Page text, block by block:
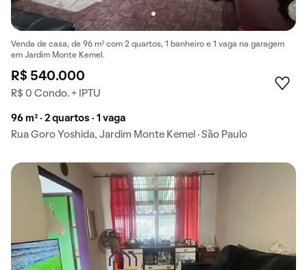
Venda de casa, de 96 m² com 2 quartos, 1 banheiro e 1 vaga na garagem
em Jardim Monte Kemel.
R$ 540.000
R$ 0 Condo. + IPTU
96 m² · 2 quartos · 1 vaga
Rua Goro Yoshida, Jardim Monte Kemel · São Paulo